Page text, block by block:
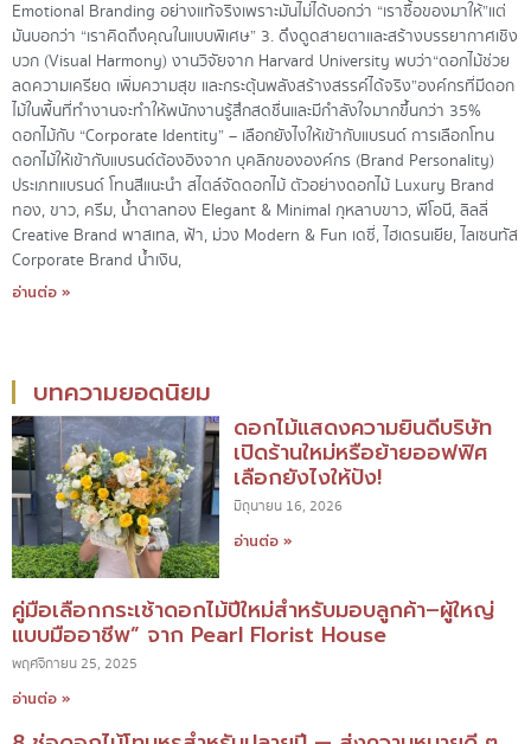
Emotional Branding อย่างแท้จริงเพราะมันไม่ได้บอกว่า “เราซื้อของมาให้”แต่
มันบอกว่า “เราคิดถึงคุณในแบบพิเศษ” 3. ดึงดูดสายตาและสร้างบรรยากาศเชิง
บวก (Visual Harmony) งานวิจัยจาก Harvard University พบว่า“ดอกไม้ช่วย
ลดความเครียด เพิ่มความสุข และกระตุ้นพลังสร้างสรรค์ได้จริง”องค์กรที่มีดอก
ไม้ในพื้นที่ทำงานจะทำให้พนักงานรู้สึกสดชื่นและมีกำลังใจมากขึ้นกว่า 35%
ดอกไม้กับ “Corporate Identity” – เลือกยังไงให้เข้ากับแบรนด์ การเลือกโทน
ดอกไม้ให้เข้ากับแบรนด์ต้องอิงจาก บุคลิกขององค์กร (Brand Personality)
ประเภทแบรนด์ โทนสีแนะนำ สไตล์จัดดอกไม้ ตัวอย่างดอกไม้ Luxury Brand
ทอง, ขาว, ครีม, น้ำตาลทอง Elegant & Minimal กุหลาบขาว, พีโอนี, ลิลลี่
Creative Brand พาสเทล, ฟ้า, ม่วง Modern & Fun เดซี่, ไฮเดรนเยีย, ไลเซนทัส
Corporate Brand น้ำเงิน,
อ่านต่อ »
บทความยอดนิยม
ดอกไม้แสดงความยินดีบริษัท
เปิดร้านใหม่หรือย้ายออฟฟิศ
เลือกยังไงให้ปัง!
มิถุนายน 16, 2026
อ่านต่อ »
คู่มือเลือกกระเช้าดอกไม้ปีใหม่สำหรับมอบลูกค้า–ผู้ใหญ่
แบบมืออาชีพ” จาก Pearl Florist House
พฤศจิกายน 25, 2025
อ่านต่อ »